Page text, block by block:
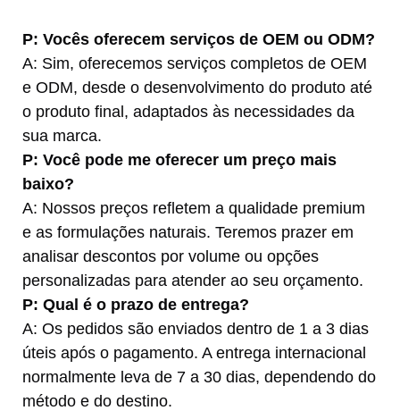
P: Vocês oferecem serviços de OEM ou ODM?
A: Sim, oferecemos serviços completos de OEM
e ODM, desde o desenvolvimento do produto até
o produto final, adaptados às necessidades da
sua marca.
P: Você pode me oferecer um preço mais
baixo?
A: Nossos preços refletem a qualidade premium
e as formulações naturais. Teremos prazer em
analisar descontos por volume ou opções
personalizadas para atender ao seu orçamento.
P: Qual é o prazo de entrega?
A: Os pedidos são enviados dentro de 1 a 3 dias
úteis após o pagamento. A entrega internacional
normalmente leva de 7 a 30 dias, dependendo do
método e do destino.